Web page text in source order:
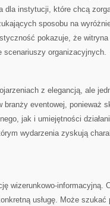
dla instytucji, które chcą
sposobu na
pokazuje, że
scenariuszy organizacyjnych.
z elegancją, ale
branży eventowej, ponieważ
jak i umiejętności
wydarzenia zyskują
wizerunkowo-informacyjną.
usługę. Może szukać